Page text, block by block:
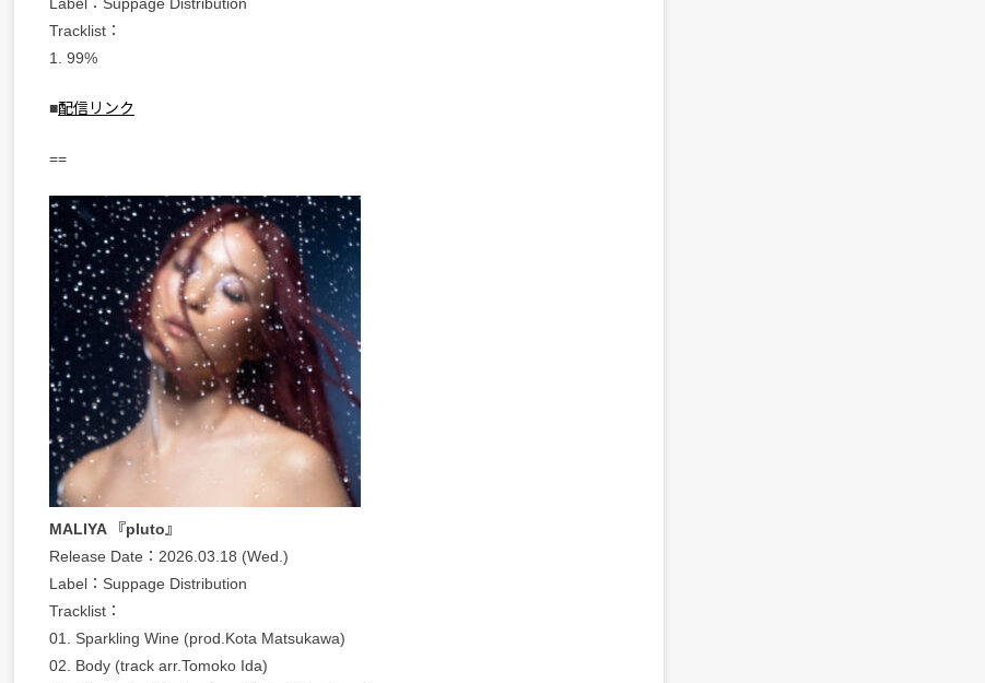
Tracklist：
1. 99%
■配信リンク
==
MALIYA 『pluto』
Release Date：2026.03.18 (Wed.)
Label：Suppage Distribution
Tracklist：
01. Sparkling Wine (prod.Kota Matsukawa)
02. Body (track arr.Tomoko Ida)